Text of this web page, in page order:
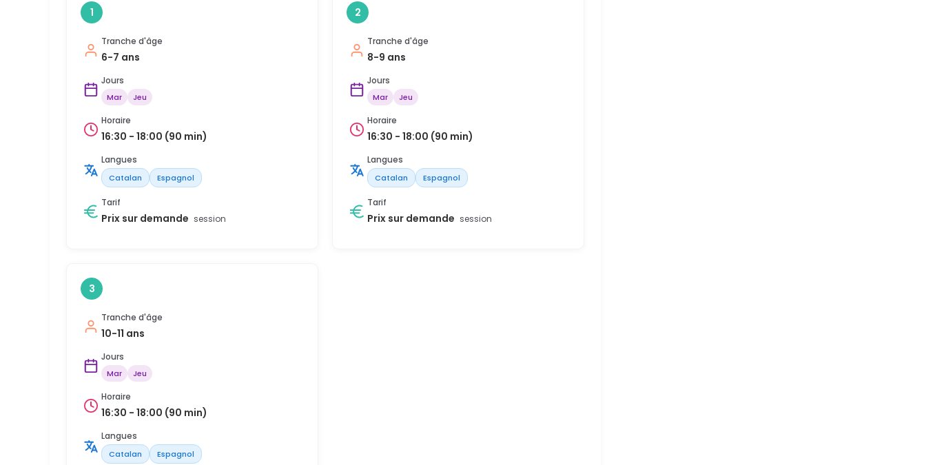
1
Tranche d'âge
6-7 ans
Jours
Mar Jeu
Horaire
16:30 - 18:00 (90 min)
Langues
Catalan Espagnol
Tarif
Prix sur demande session
2
Tranche d'âge
8-9 ans
Jours
Mar Jeu
Horaire
16:30 - 18:00 (90 min)
Langues
Catalan Espagnol
Tarif
Prix sur demande session
3
Tranche d'âge
10-11 ans
Jours
Mar Jeu
Horaire
16:30 - 18:00 (90 min)
Langues
Catalan Espagnol